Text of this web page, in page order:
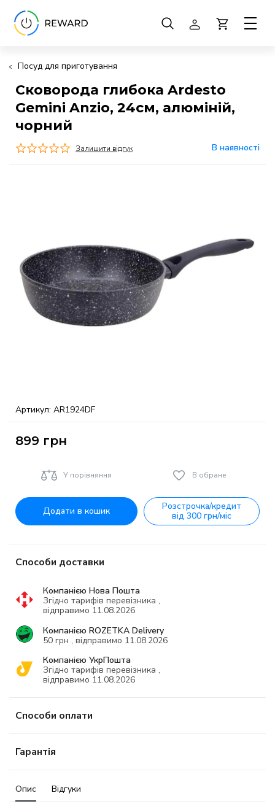
Посуд для приготування
Сковорода глибока Ardesto
Gemini Anzio, 24см, алюміній,
чорний
Залишити відгук В наявності
Артикул: AR1924DF
899 грн
У порівняння В обране
Додати в кошик
Розстрочка/кредит
від 300 грн/міс
Способи доставки
Компанією Нова Пошта
Згідно тарифів перевізника ,
відправимо 11.08.2026
Компанією ROZETKA Delivery
50 грн , відправимо 11.08.2026
Компанією УкрПошта
Згідно тарифів перевізника ,
відправимо 11.08.2026
Способи оплати
Гарантія
Опис Відгуки